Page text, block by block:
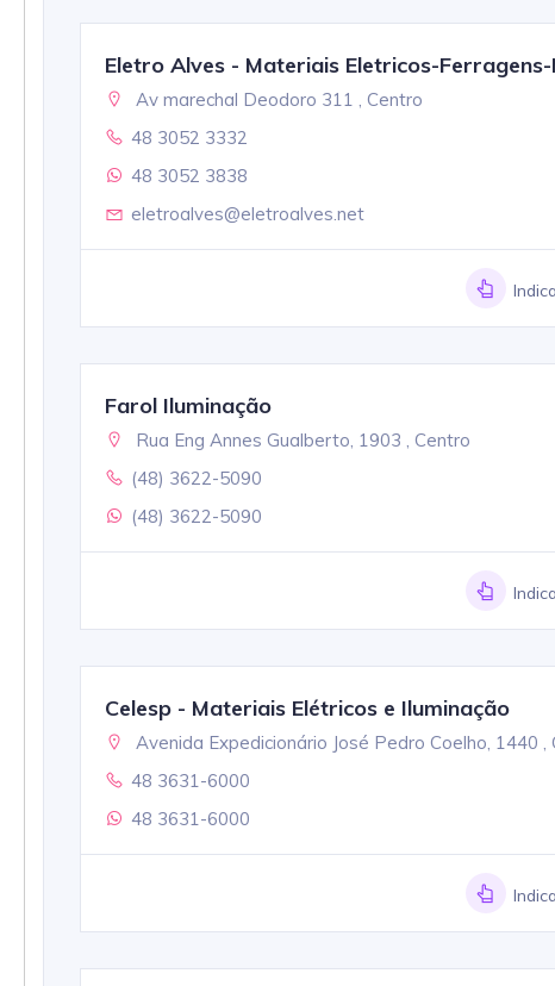
Eletro Alves - Materiais Eletricos-
Av marechal Deodoro 311 , Centro
48 3052 3332
48 3052 3838
eletroalves@eletroalves.net
Farol Iluminação
Rua Eng Annes Gualberto, 1903 , Centro
(48) 3622-5090
(48) 3622-5090
Celesp - Materiais Elétricos e Iluminação
Avenida Expedicionário José Pedro Coelho, 1440 ,
48 3631-6000
48 3631-6000